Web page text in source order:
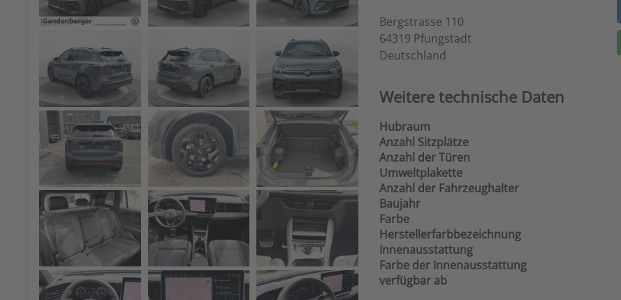
Bergstrasse 110
64319 Pfungstadt
Deutschland
Weitere technische Daten
Hubraum
Anzahl Sitzplätze
Anzahl der Türen
Umweltplakette
Anzahl der Fahrzeughalter
Baujahr
Farbe
Herstellerfarbbezeichnung
Innenausstattung
Farbe der Innenausstattung
verfügbar ab